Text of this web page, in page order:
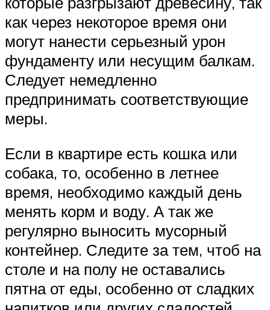
как через некоторое время они
могут нанести серьезный урон
фундаменту или несущим балкам.
Следует немедленно
предпринимать соответствующие
меры.
Если в квартире есть кошка или
собака, то, особенно в летнее
время, необходимо каждый день
менять корм и воду. А так же
регулярно выносить мусорный
контейнер. Следите за тем, чтоб на
столе и на полу не оставались
пятна от еды, особенно от сладких